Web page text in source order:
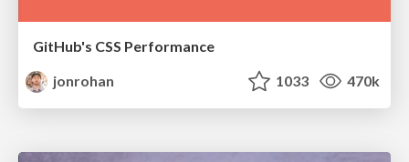
GitHub's CSS Performance
jonrohan
1033 470k